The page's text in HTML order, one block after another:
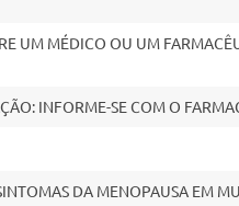
UM MÉDICO OU UM
INFORME-SE COM O
DA MENOPAUSA EM